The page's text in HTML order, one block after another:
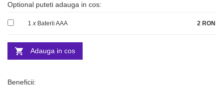
Optional puteti adauga in cos:
1x Baterii AAA 2 RON
Adauga in cos
Beneficii: